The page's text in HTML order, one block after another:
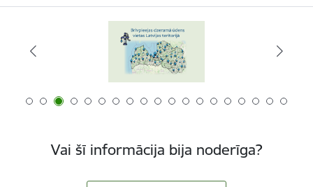
Vai šī informācija bija noderīga?